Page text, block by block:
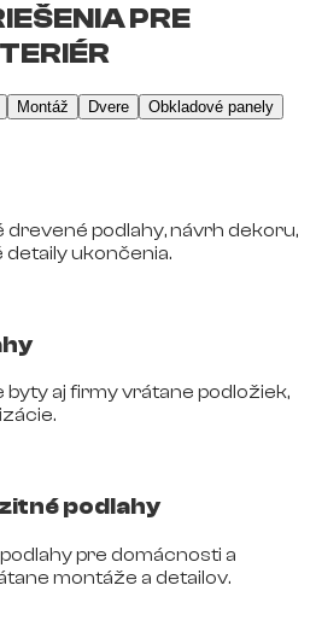
PRE
Montáž Dvere
Obkladové panely
podlahy, návrh dekoru,
ukončenia.
byty aj firmy vrátane podložiek,
podlahy
pre domácnosti a
montáže a detailov.